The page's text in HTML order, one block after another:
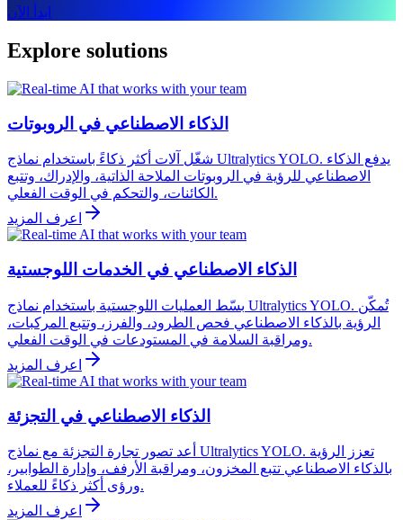
ابدأ الآن
Explore solutions
الذكاء الاصطناعي في الروبوتات
شغّل آلات أكثر ذكاءً باستخدام نماذج Ultralytics YOLO. يدفع الذكاء
الاصطناعي للرؤية في الروبوتات الملاحة الذاتية، والإدراك، وتتبع
الكائنات، والتحكم في الوقت الفعلي.
اعرف المزيد
الذكاء الاصطناعي في الخدمات اللوجستية
بسّط العمليات اللوجستية باستخدام نماذج Ultralytics YOLO. تُمكّن
الرؤية بالذكاء الاصطناعي فحص الطرود، والفرز، وتتبع المركبات،
ومراقبة السلامة في المستودعات في الوقت الفعلي.
اعرف المزيد
الذكاء الاصطناعي في التجزئة
أعد تصور تجارة التجزئة مع نماذج Ultralytics YOLO. تعزز الرؤية
بالذكاء الاصطناعي تتبع المخزون، ومراقبة الأرفف، وإدارة الطوابير،
ورؤى أكثر ذكاءً للعملاء.
اعرف المزيد